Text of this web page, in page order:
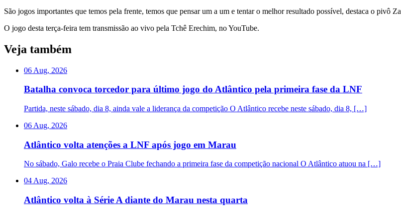
São jogos importantes que temos pela frente, temos que pensar um a um e tentar o melhor resultado possível, destaca o pivô
O jogo desta terça-feira tem transmissão ao vivo pela Tchê Erechim, no YouTube.
Veja também
06 Aug, 2026
Batalha convoca torcedor para último jogo do Atlântico pela primeira fase da LNF
Partida, neste sábado, dia 8, ainda vale a liderança da competição O Atlântico recebe neste sábado, dia 8, […]
06 Aug, 2026
Atlântico volta atenções a LNF após jogo em Marau
No sábado, Galo recebe o Praia Clube fechando a primeira fase da competição nacional O Atlântico atuou na […]
04 Aug, 2026
Atlântico volta à Série A diante do Marau nesta quarta